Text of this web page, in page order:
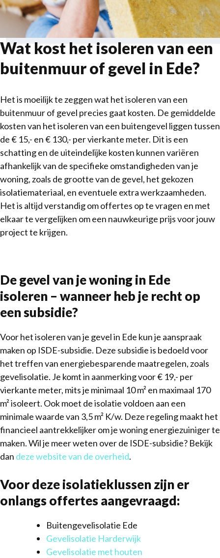
Wat kost het isoleren van een
buitenmuur of gevel in Ede?
Het is moeilijk te zeggen wat het isoleren van een
buitenmuur of gevel precies gaat kosten. De gemiddelde
kosten van het isoleren van een buitengevel liggen tussen
de € 15,- en € 130,- per vierkante meter. Dit is een
schatting en de uiteindelijke kosten kunnen variëren
afhankelijk van de specifieke omstandigheden van je
woning, zoals de grootte van de gevel, het gekozen
isolatiemateriaal, en eventuele extra werkzaamheden.
Het is altijd verstandig om offertes op te vragen en met
elkaar te vergelijken om een nauwkeurige prijs voor jouw
project te krijgen.
De gevel van je woning in Ede
isoleren – wanneer heb je recht op
een subsidie?
Voor het isoleren van je gevel in Ede kun je aanspraak
maken op ISDE-subsidie. Deze subsidie is bedoeld voor
het treffen van energiebesparende maatregelen, zoals
gevelisolatie. Je komt in aanmerking voor € 19,- per
vierkante meter, mits je minimaal 10 m² en maximaal 170
m² isoleert. Ook moet de isolatie voldoen aan een
minimale waarde van 3,5 m² K/w. Deze regeling maakt het
financieel aantrekkelijker om je woning energiezuiniger te
maken. Wil je meer weten over de ISDE-subsidie? Bekijk
dan deze website van de overheid.
Voor deze isolatieklussen zijn er
onlangs offertes aangevraagd:
Buitengevelisolatie Ede
Gevelisolatie Harderwijk
Gevelisolatie met houten